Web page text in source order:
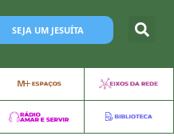
SEJA UM JESUÍTA